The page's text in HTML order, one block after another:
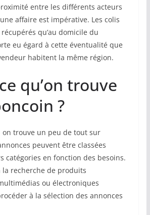
entre les différents acteurs
affaire est impérative. Les colis
qu’au domicile du
eu égard à cette éventualité que
habitent la même région.
qu’on trouve
?
on trouve un peu de tout sur
peuvent être classées
catégories en fonction des besoins.
la recherche de produits
ou électroniques
à la sélection des annonces